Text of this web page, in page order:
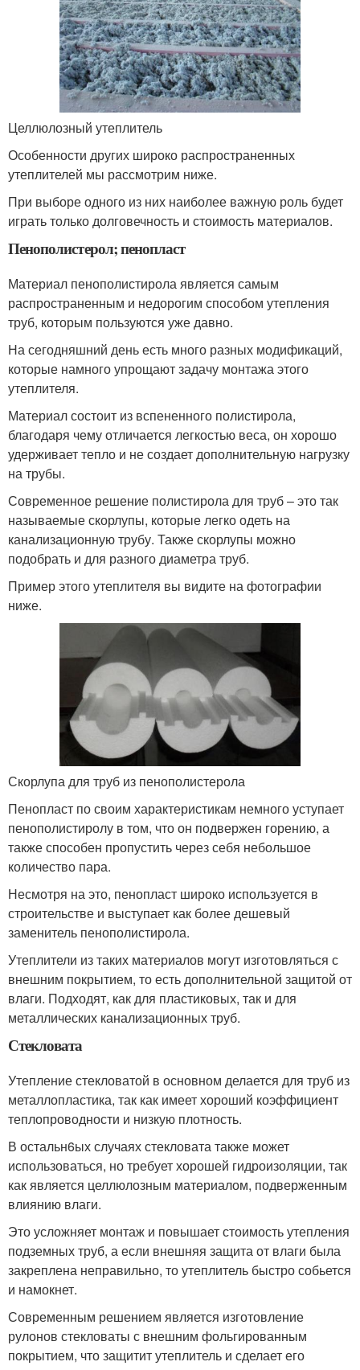
Целлюлозный утеплитель
Особенности других широко распространенных
утеплителей мы рассмотрим ниже.
При выборе одного из них наиболее важную роль будет
играть только долговечность и стоимость материалов.
Пенополистерол; пенопласт
Материал пенополистирола является самым
распространенным и недорогим способом утепления
труб, которым пользуются уже давно.
На сегодняшний день есть много разных модификаций,
которые намного упрощают задачу монтажа этого
утеплителя.
Материал состоит из вспененного полистирола,
благодаря чему отличается легкостью веса, он хорошо
удерживает тепло и не создает дополнительную нагрузку
на трубы.
Современное решение полистирола для труб – это так
называемые скорлупы, которые легко одеть на
канализационную трубу. Также скорлупы можно
подобрать и для разного диаметра труб.
Пример этого утеплителя вы видите на фотографии
ниже.
Скорлупа для труб из пенополистерола
Пенопласт по своим характеристикам немного уступает
пенополистиролу в том, что он подвержен горению, а
также способен пропустить через себя небольшое
количество пара.
Несмотря на это, пенопласт широко используется в
строительстве и выступает как более дешевый
заменитель пенополистирола.
Утеплители из таких материалов могут изготовляться с
внешним покрытием, то есть дополнительной защитой от
влаги. Подходят, как для пластиковых, так и для
металлических канализационных труб.
Стекловата
Утепление стекловатой в основном делается для труб из
металлопластика, так как имеет хороший коэффициент
теплопроводности и низкую плотность.
В остальн6ых случаях стекловата также может
использоваться, но требует хорошей гидроизоляции, так
как является целлюлозным материалом, подверженным
влиянию влаги.
Это усложняет монтаж и повышает стоимость утепления
подземных труб, а если внешняя защита от влаги была
закреплена неправильно, то утеплитель быстро собьется
и намокнет.
Современным решением является изготовление
рулонов стекловаты с внешним фольгированным
покрытием, что защитит утеплитель и сделает его